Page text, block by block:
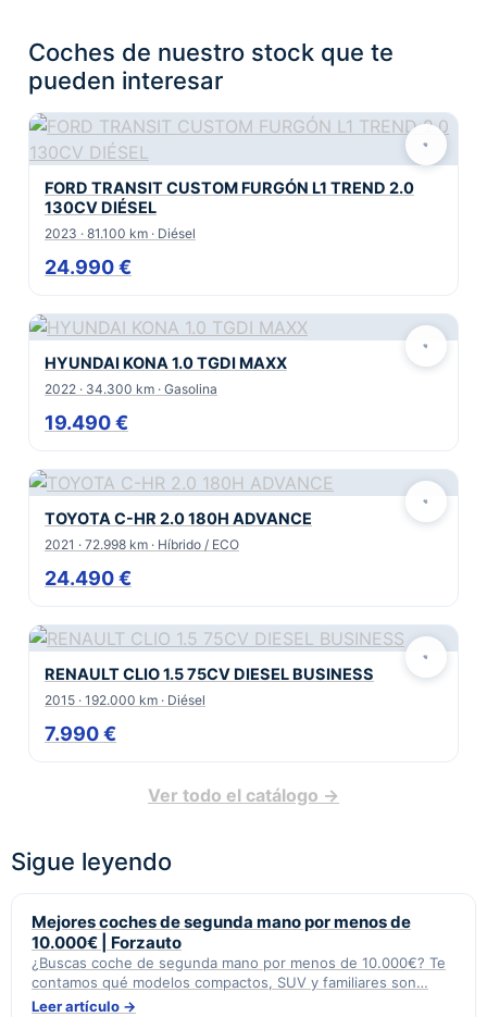
Coches de nuestro stock que te
pueden interesar
FORD TRANSIT CUSTOM FURGÓN L1 TREND 2.0
130CV DIÉSEL
2023 · 81.100 km · Diésel
24.990 €
HYUNDAI KONA 1.0 TGDI MAXX
2022 · 34.300 km · Gasolina
19.490 €
TOYOTA C-HR 2.0 180H ADVANCE
2021 · 72.998 km · Híbrido / ECO
24.490 €
RENAULT CLIO 1.5 75CV DIESEL BUSINESS
2015 · 192.000 km · Diésel
7.990 €
Ver todo el catálogo →
Sigue leyendo
Mejores coches de segunda mano por menos de
10.000€ | Forzauto
¿Buscas coche de segunda mano por menos de 10.000€? Te
contamos qué modelos compactos, SUV y familiares son…
Leer artículo →